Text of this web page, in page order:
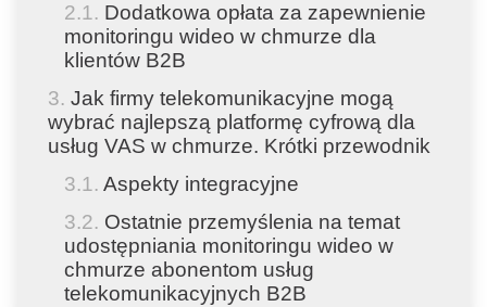
Dodatkowa opłata za zapewnienie
monitoringu wideo w chmurze dla
klientów B2B
Jak firmy telekomunikacyjne mogą
wybrać najlepszą platformę cyfrową dla
usług VAS w chmurze. Krótki przewodnik
Aspekty integracyjne
Ostatnie przemyślenia na temat
udostępniania monitoringu wideo w
chmurze abonentom usług
telekomunikacyjnych B2B